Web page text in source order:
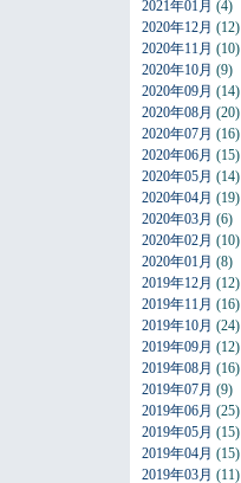
2021年01月 (4)
2020年12月 (12)
2020年11月 (10)
2020年10月 (9)
2020年09月 (14)
2020年08月 (20)
2020年07月 (16)
2020年06月 (15)
2020年05月 (14)
2020年04月 (19)
2020年03月 (6)
2020年02月 (10)
2020年01月 (8)
2019年12月 (12)
2019年11月 (16)
2019年10月 (24)
2019年09月 (12)
2019年08月 (16)
2019年07月 (9)
2019年06月 (25)
2019年05月 (15)
2019年04月 (15)
2019年03月 (11)